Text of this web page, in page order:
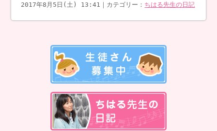
2017年8月5日(土) 13:41｜カテゴリー： ちはる先生の日記